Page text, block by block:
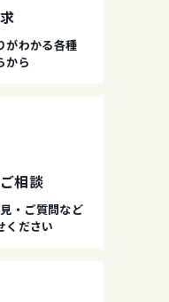
がわかる各種
から
相談
・ご質問など
ください